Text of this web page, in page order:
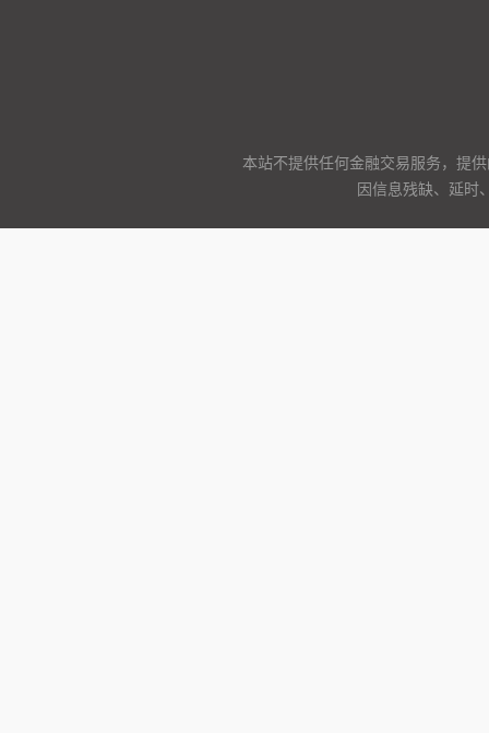
本站不提供任何金融交易服务，提
因信息残缺、延时